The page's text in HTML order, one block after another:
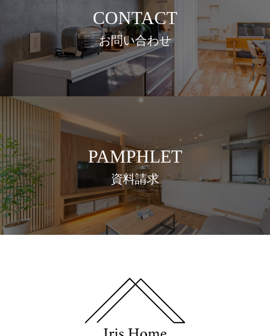
CONTACT
お問い合わせ
PAMPHLET
資料請求